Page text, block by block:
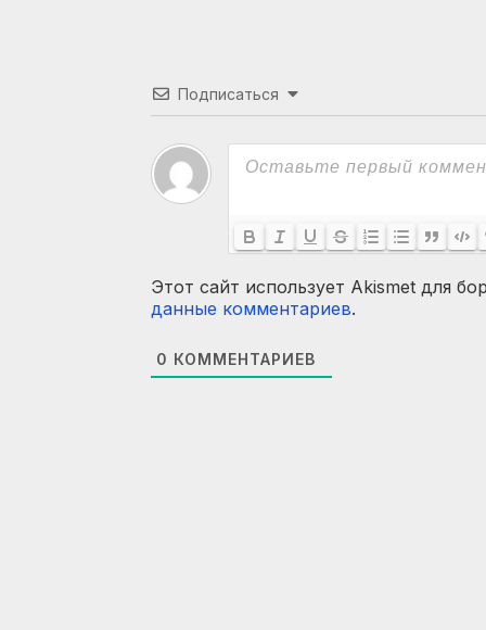
Подписаться
Этот сайт использует Akismet для
данные комментариев.
0 КОММЕНТАРИЕВ